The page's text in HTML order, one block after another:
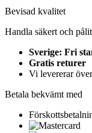
Bevisad kvalitet
Handla säkert och
Sverige: Fri
Gratis returer
Vi levererar
Betala bekvämt med